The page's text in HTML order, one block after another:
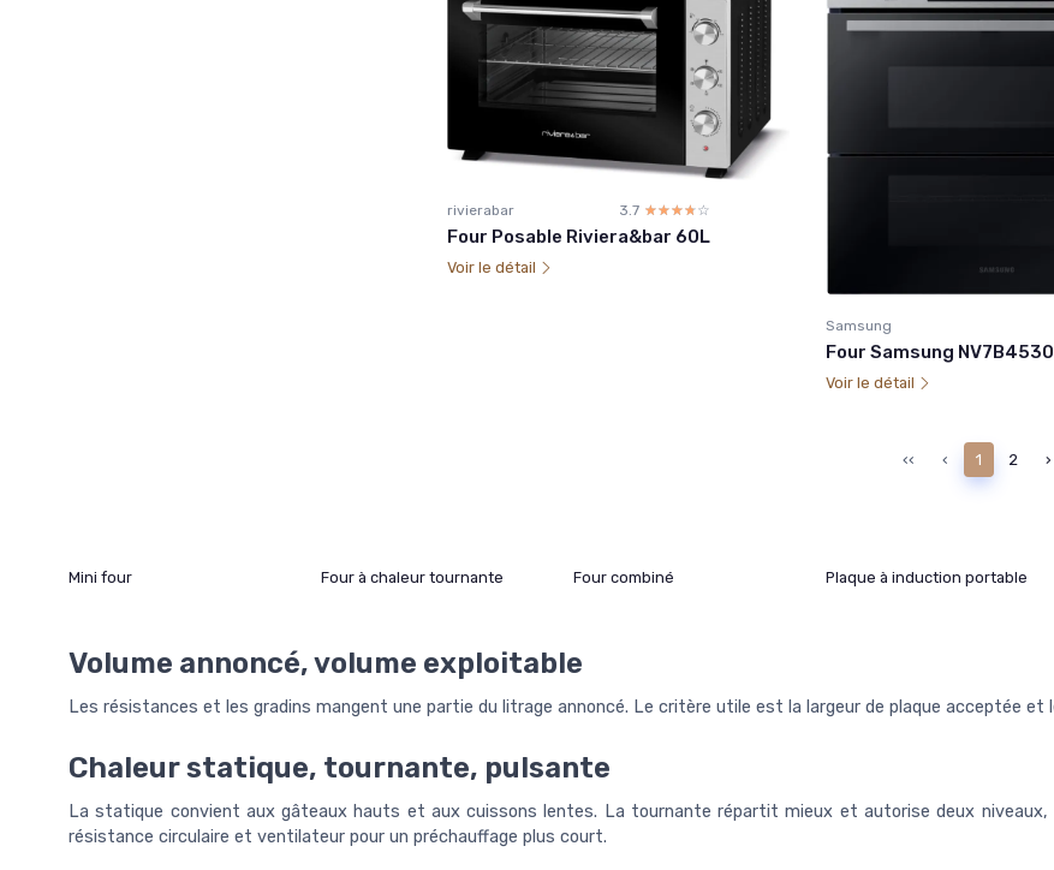
rivierabar 3.7 ☆☆☆☆☆
★★★★★
Four Posable Riviera&bar 60L
Voir le détail
Samsung
Four Samsung
Voir le détail
‹‹ ‹ 1 2 ›
Mini four Four à chaleur tournante Four combiné Plaque à induction portable
Volume annoncé, volume exploitable
Les résistances et les gradins mangent une partie du litrage annoncé. Le critère utile est la largeur de plaque acceptée
Chaleur statique, tournante, pulsante
La statique convient aux gâteaux hauts et aux cuissons lentes. La tournante répartit mieux et autorise deux niveaux,
résistance circulaire et ventilateur pour un préchauffage plus court.